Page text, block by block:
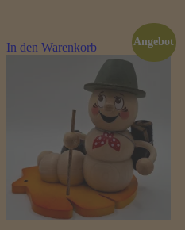
In den Warenkorb Angebot